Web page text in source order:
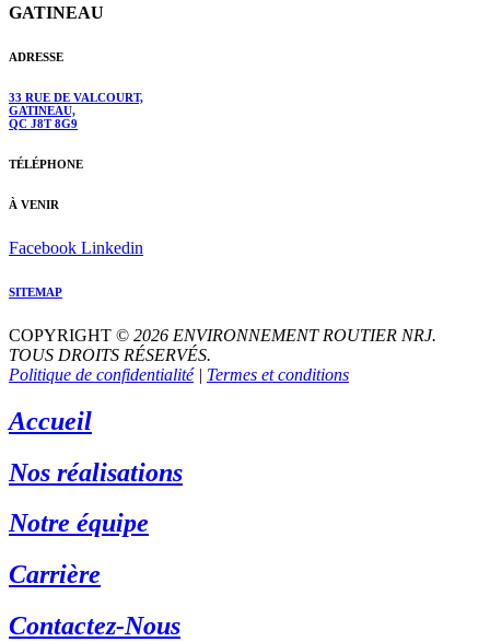
GATINEAU
ADRESSE
33 RUE DE VALCOURT,
GATINEAU,
QC J8T 8G9
TÉLÉPHONE
À VENIR
Facebook Linkedin
SITEMAP
COPYRIGHT © 2026 ENVIRONNEMENT ROUTIER NRJ.
TOUS DROITS RÉSERVÉS.
Politique de confidentialité| Termes et conditions
Accueil
Nos réalisations
Notre équipe
Carrière
Contactez-Nous